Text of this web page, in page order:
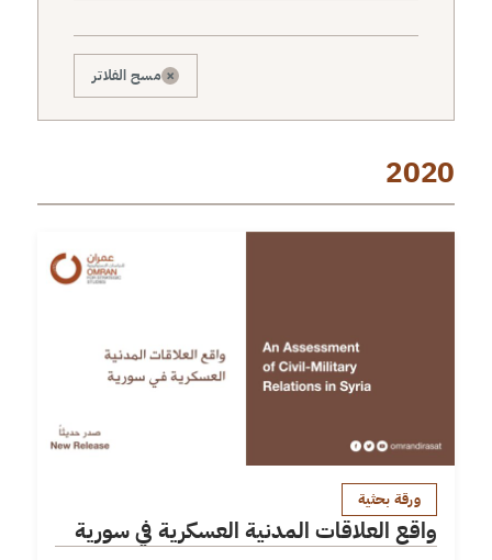
× مسح الفلاتر
2020
ورقة بحثية
واقع العلاقات المدنية العسكرية في سورية